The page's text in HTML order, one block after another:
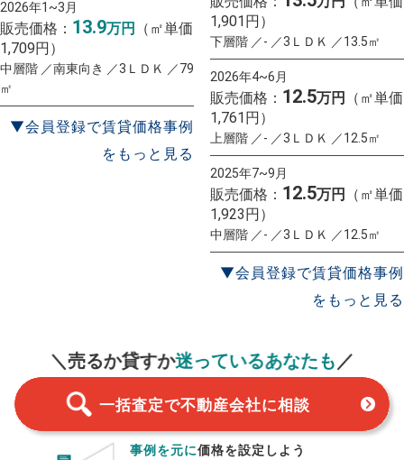
2026年1~3月
販売価格： 13.9万円
（㎡単価
1,709円）
中層階 ／南東向き ／3ＬＤＫ ／79
㎡
▼会員登録で賃貸価格事例
をもっと見る
1,901円）
下層階 ／- ／3ＬＤＫ ／13.5㎡
2026年4~6月
販売価格： 12.5万円
（㎡単価
1,761円）
上層階 ／- ／3ＬＤＫ ／12.5㎡
2025年7~9月
販売価格： 12.5万円
（㎡単価
1,923円）
中層階 ／- ／3ＬＤＫ ／12.5㎡
▼会員登録で賃貸価格事例
をもっと見る
＼売るか貸すか迷っているあなたも／
一括査定で不動産会社に相談
事例を元に価格を設定しよう